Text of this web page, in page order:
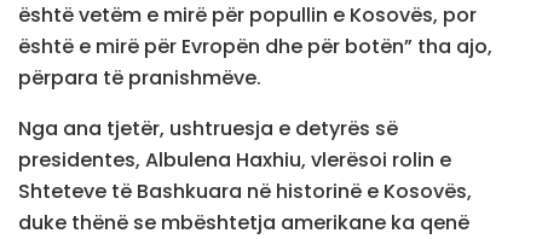
është vetëm e mirë për popullin e Kosovës, por
është e mirë për Evropën dhe për botën” tha ajo,
përpara të pranishmëve.
Nga ana tjetër, ushtruesja e detyrës së
presidentes, Albulena Haxhiu, vlerësoi rolin e
Shteteve të Bashkuara në historinë e Kosovës,
duke thënë se mbështetja amerikane ka qenë